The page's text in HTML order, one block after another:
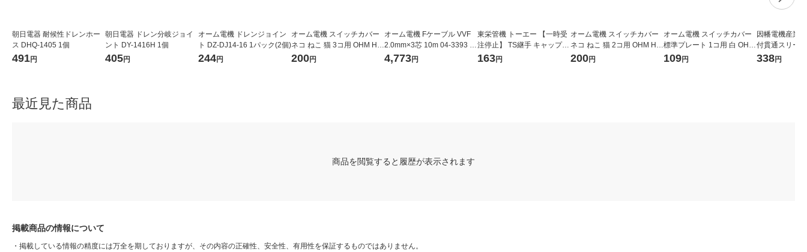
朝日電器 耐候性ドレンホー
ス DHQ-1405 1個
491円
朝日電器 ドレン分岐ジョイ
ント DY-1416H 1個
405円
オーム電機 ドレンジョイン
ト DZ-DJ14-16 1パック(2個)
244円
オーム電機 スイッチカバー
ネコ ねこ 猫 3コ用 OHM HS-
UF03 1個
200円
オーム電機 Fケーブル VVF
2.0mm×3芯 10m 04-3393 1
個
4,773円
東栄管機 トーエー 【一時受
注停止】 TS継手 キャップ 4
0 TSCAP40 1個 446-2505
163円
オーム電機 スイッチカバー
ネコ ねこ 猫 2コ用 OHM HS-
UF02 1個
200円
オーム電機 スイッチカバー
標準プレート 1コ用 白 OHM
RK-5001-Z 1個
109円
因幡電機産業
付貫通スリー
761-3407（直
338円
最近見た商品
商品を閲覧すると履歴が表示されます
掲載商品の情報について
・ 掲載している情報の精度には万全を期しておりますが、その内容の正確性、安全性、有用性を保証するものではありません。